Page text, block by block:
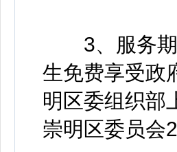
3、服务期
生免费享受政
明区委组织部
崇明区委员会